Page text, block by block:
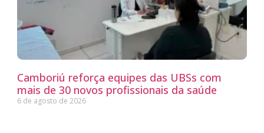
Camboriú reforça equipes das UBSs com
mais de 30 novos profissionais da saúde
6 de agosto de 2026